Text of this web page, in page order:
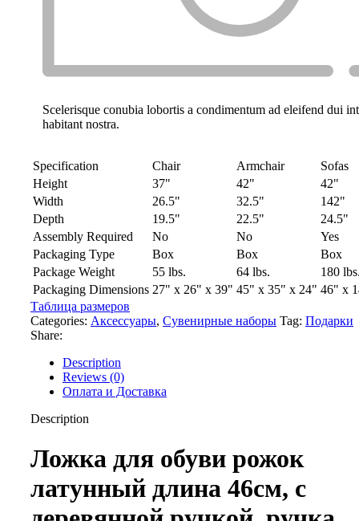
Scelerisque conubia lobortis a condimentum ad eleifend dui
habitant nostra.
Specification Chair Armchair
Sofas
Height
37" 42"
42"
Width
26.5" 32.5"
142"
Depth
19.5" 22.5"
24.5"
Assembly Required
No No
Yes
Packaging Type
Box Box
Box
Package Weight
55 lbs. 64 lbs.
180
Packaging Dimensions 27" x 26" x 39" 45" x 35" x 24" 46" x
Таблица размеров
Categories: Аксессуары, Сувенирные наборы Tag: Подарки
Share:
Description
Reviews (0)
Оплата и Доставка
Description
Ложка для обуви рожок
латунный длина 46см, с